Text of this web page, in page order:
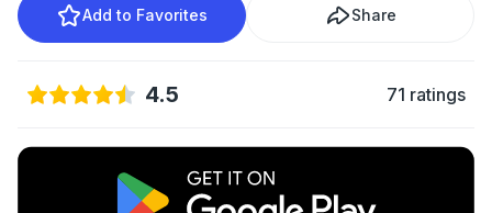
Add to Favorites Share
4.5 71 ratings